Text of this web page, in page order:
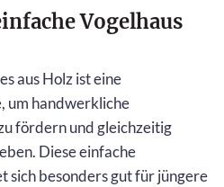
Vogelhaus
aus Holz ist eine
um handwerkliche
fördern und gleichzeitig
Diese einfache
sich besonders gut für jüngere